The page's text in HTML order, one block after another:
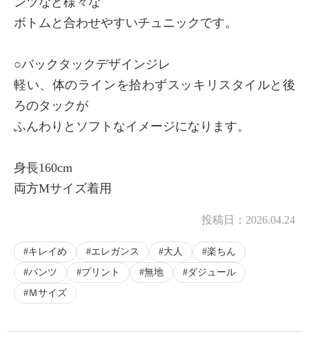
ボトムと合わせやすいチュニックです。
○バックタックデザインジレ
軽い、体のラインを拾わずスッキリスタイルと後
ろのタックが
ふんわりとソフトなイメージになります。
身長160cm
両方Mサイズ着用
投稿日： 2026.04.24
キレイめ エレガンス 大人
楽ちん
パンツ
プリント 無地
ダジュール
Ｍサイズ